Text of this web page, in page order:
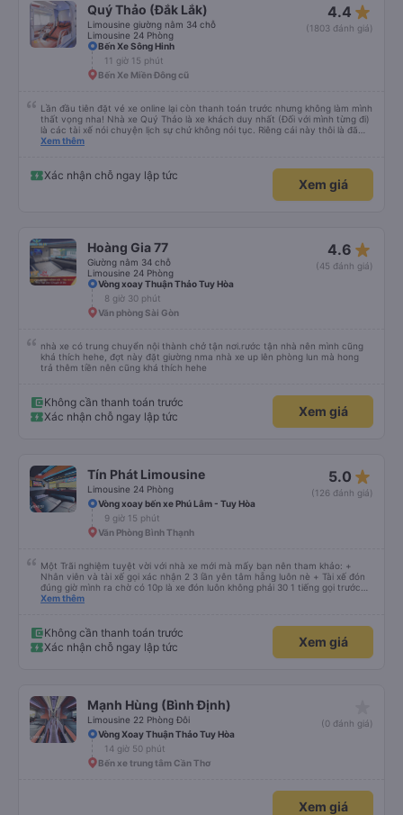
Quý Thảo (Đắk Lắk)
Limousine giường nằm 34 chỗ
Limousine 24 Phòng
4.4 star_rate
(1803 đánh giá)
Bến Xe Sông Hinh
11 giờ 15 phút
Bến Xe Miền Đông cũ
Lần đầu tiên đặt vé xe online lại còn thanh toán trước nhưng không làm mình
thất vọng nha! Nhà xe Quý Thảo là xe khách duy nhất (Đối với mình từng đi)
là các tài xế nói chuyện lịch sự chứ không nói tục. Riêng cái này thôi là đã
đánh giá 5 sao rồi. Chú tài xế còn uống pepsi rất dễ thương chứ không có
Xem thêm
Xác nhận chỗ ngay lập tức
Xem giá
Hoàng Gia 77
Giường nằm 34 chỗ
Limousine 24 Phòng
4.6 star_rate
(45 đánh giá)
Vòng xoay Thuận Thảo Tuy Hòa
8 giờ 30 phút
Văn phòng Sài Gòn
nhà xe có trung chuyển nội thành chở tận nơi.rước tận nhà nên mình cũng
khá thích hehe, đợt này đặt giường nma nhà xe up lên phòng lun mà hong
trả thêm tiền nên cũng khá thích hehe
Không cần thanh toán trước
Xác nhận chỗ ngay lập tức
Xem giá
Tín Phát Limousine
Limousine 24 Phòng
5.0 star_rate
(126 đánh giá)
Vòng xoay bến xe Phú Lâm - Tuy Hòa
9 giờ 15 phút
Văn Phòng Bình Thạnh
Một Trãi nghiệm tuyệt vời với nhà xe mới mà mấy bạn nên tham khảo: +
Nhân viên và tài xế gọi xác nhận 2 3 lần yên tâm hẵng luôn nè + Tài xế đón
đúng giờ mình ra chờ có 10p là xe đón luôn không phải 30 1 tiếng gọi trước
đợi cực + Xe mới, xịn, thơm và Đặt biệt là cực kỳ ưng mền gối trên xe luôn
trên không bị vướng chân như các xe khác mình từng đi + Tài xế lơ xe nhiệt
tình hỗ trợ hỏi đón trả cực bao nhiệt tình nhẹ nhàn luôn nha + Trên xe còn
có bánh nước, khăn lạnh. Tới trạm tài xế còn tinh ý chuẩn bị thêm khăn lạnh
Xem thêm
Không cần thanh toán trước
Xác nhận chỗ ngay lập tức
Xem giá
Mạnh Hùng (Bình Định)
Limousine 22 Phòng Đôi
(0 đánh giá)
Vòng Xoay Thuận Thảo Tuy Hòa
14 giờ 50 phút
Bến xe trung tâm Cần Thơ
Xem giá